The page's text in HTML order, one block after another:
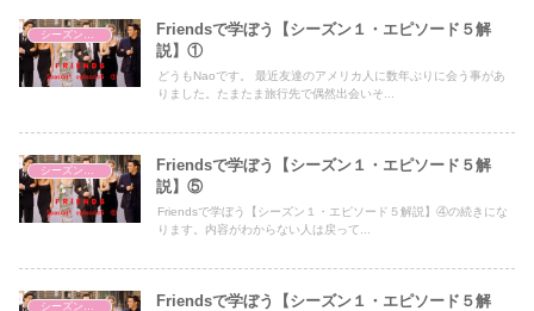
Friendsで学ぼう【シーズン１・エピソード５解
説】①
どうもNaoです。 最近友達のアメリカ人に数年ぶりに会う事があ
りました。たまたま旅行先で偶然出会いそ...
Friendsで学ぼう【シーズン１・エピソード５解
説】⑤
Friendsで学ぼう【シーズン１・エピソード５解説】④の続きにな
ります。内容がわからない人は戻って...
Friendsで学ぼう【シーズン１・エピソード５解